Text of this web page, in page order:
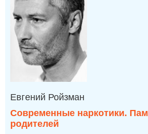
Евгений Ройзман
Современные наркотики.
родителей